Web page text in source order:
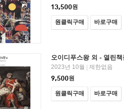
13,500원
원클릭구매 바로구매
오이디푸스왕 외 - 열린
2023년 10월 | 제한없음
9,500원
원클릭구매 바로구매